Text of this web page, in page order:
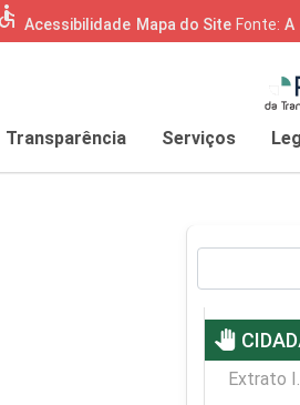
accessible Acessibilidade Mapa do Site Fonte: A
Transparência Serviços
pan_tool
Extrato